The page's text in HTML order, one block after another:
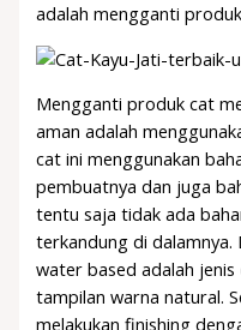
adalah mengganti
Mengganti produk cat
aman adalah
cat ini menggunakan
pembuatnya dan juga
tentu saja tidak ada
terkandung di
water based adalah jenis
tampilan warna natural.
melakukan finishing